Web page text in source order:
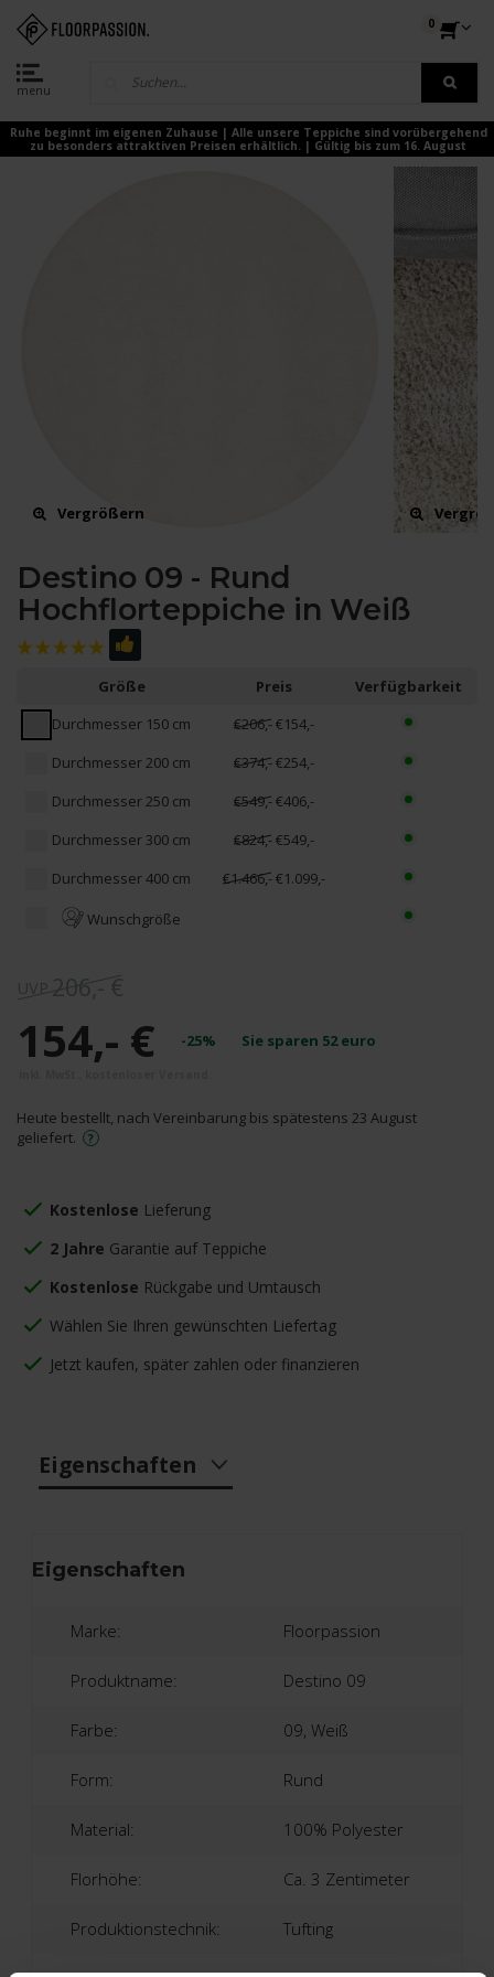
menu
0
Ruhe beginnt im eigenen Zuhause | Alle unsere Teppiche sind vorübergehend
zu besonders attraktiven Preisen erhältlich. | Gültig bis zum 16. August
Vergrößern
Destino 09 - Rund
Hochflorteppiche in Weiß
Größe Preis
Verfügbarkeit
Durchmesser 150 cm
€206,-€154,-
Durchmesser 200 cm
€374,-€254,-
Durchmesser 250 cm
€549,-€406,-
Durchmesser 300 cm
€824,-€549,-
Durchmesser 400 cm
€1.466,-€1.099,-
Wunschgröße
206,- €
154,- € -25% Sie sparen 52euro
Heute bestellt, nach Vereinbarung bis spätestens 23 August
geliefert.
Kostenlose Lieferung
2 Jahre Garantie auf Teppiche
Kostenlose Rückgabe und Umtausch
Wählen Sie Ihren gewünschten Liefertag
Jetzt kaufen, später zahlen oder finanzieren
Eigenschaften
Eigenschaften
Marke: Floorpassion
Produktname: Destino 09
Farbe: 09, Weiß
Form: Rund
Material: 100% Polyester
Florhöhe: Ca. 3 Zentimeter
Produktionstechnik: Tufting